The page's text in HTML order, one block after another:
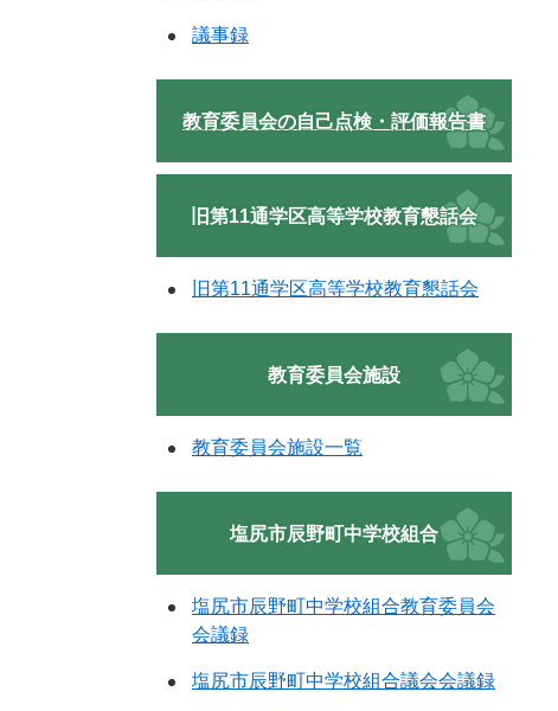
議事録
教育委員会の自己点検・評価報告書
旧第11通学区高等学校教育懇話会
旧第11通学区高等学校教育懇話会
教育委員会施設
教育委員会施設一覧
塩尻市辰野町中学校組合
塩尻市辰野町中学校組合教育委員会
会議録
塩尻市辰野町中学校組合議会会議録